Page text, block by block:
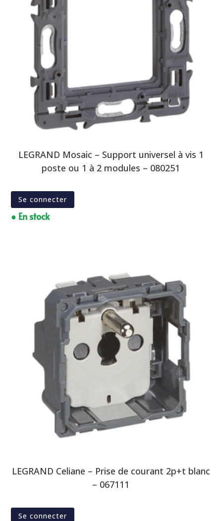
LEGRAND Mosaic – Support universel à vis 1
poste ou 1 à 2 modules – 080251
Se connecter
● En stock
LEGRAND Celiane – Prise de courant 2p+t blanc
– 067111
Se connecter